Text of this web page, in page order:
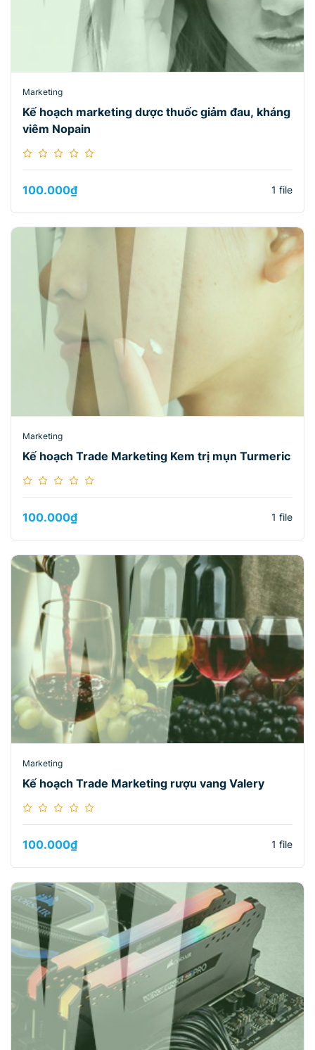
Marketing
Kế hoạch marketing dược thuốc giảm đau, kháng
viêm Nopain
100.000₫ 1 file
Marketing
Kế hoạch Trade Marketing Kem trị mụn Turmeric
100.000₫ 1 file
Marketing
Kế hoạch Trade Marketing rượu vang Valery
100.000₫ 1 file